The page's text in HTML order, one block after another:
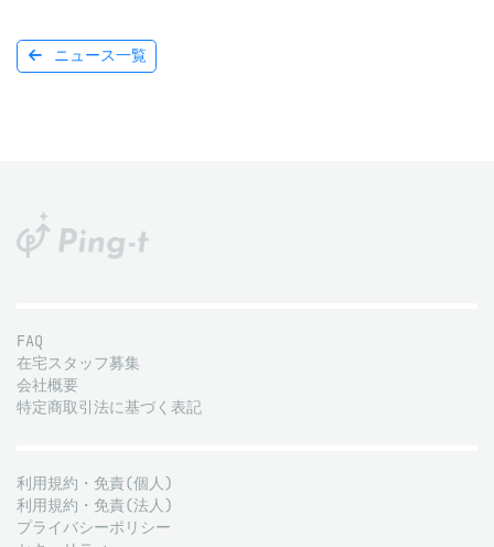
ニュース一覧
FAQ
在宅スタッフ募集
会社概要
特定商取引法に基づく表記
利用規約・免責(個人)
利用規約・免責(法人)
プライバシーポリシー